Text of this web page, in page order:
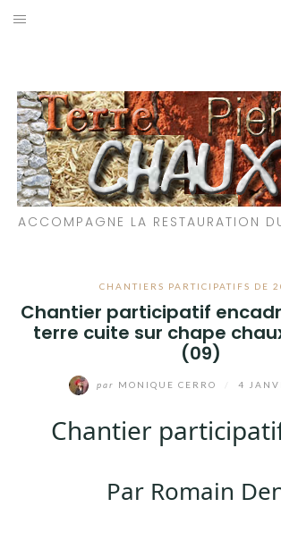
Aller
ACCOMPAGNE LA RESTAURATION
CHANTIERS PARTICIPATIFS DE
Chantier participatif
terre cuite sur chape
(09)
par MONIQUE CERRO 4
Chantier
Par Romain
PARTICIPATIFS
CHANTIERS RÉALISÉS
QUE PROPOSONS-NOUS ?